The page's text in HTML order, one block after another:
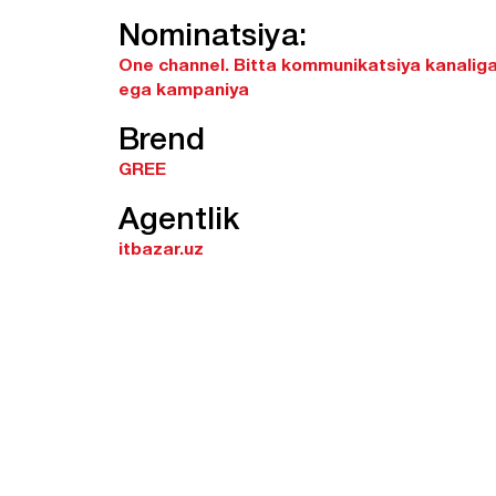
Nominatsiya:
One channel. Bitta kommunikatsiya
ega kampaniya
Brend
GREE
Agentlik
itbazar.uz